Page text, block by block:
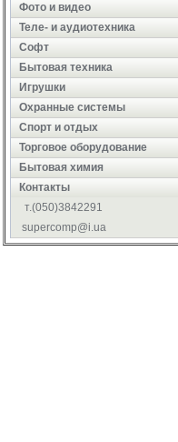
Фото и видео
Теле- и аудиотехника
Софт
Бытовая техника
Игрушки
Охранные системы
Cпорт и отдых
Торговое оборудование
Бытовая химия
Контакты
т.(050)3842291
supercomp@i.ua